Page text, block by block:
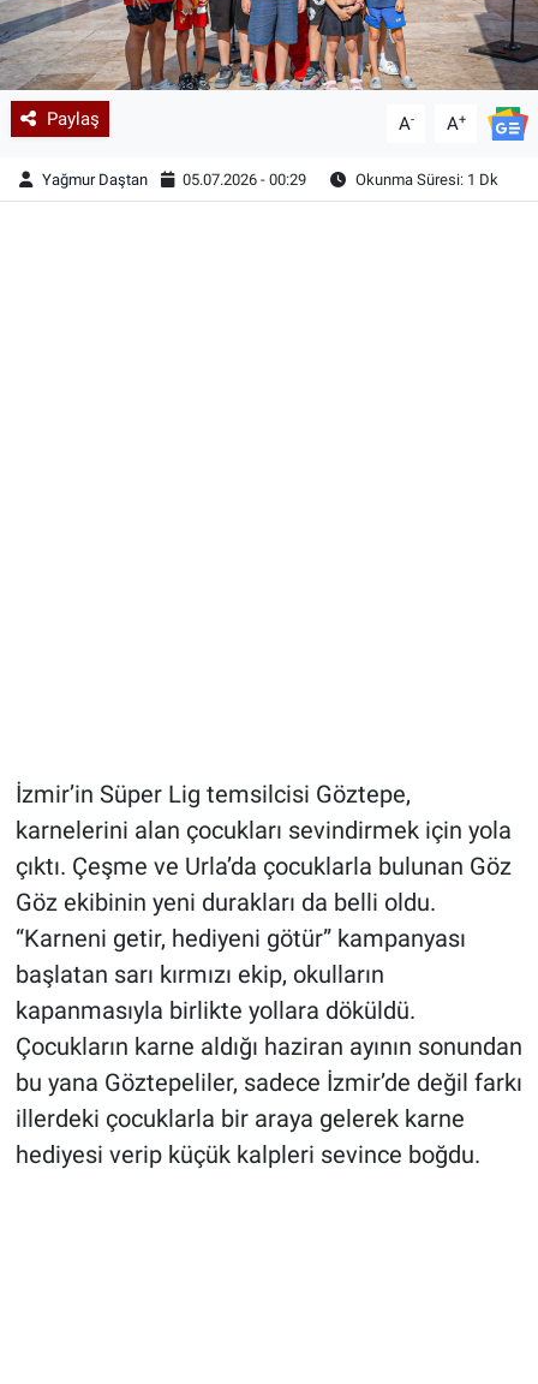
Paylaş A- A+
Yağmur Daştan 05.07.2026 - 00:29 Okunma Süresi: 1 Dk
İzmir’in Süper Lig temsilcisi Göztepe,
karnelerini alan çocukları sevindirmek için yola
çıktı. Çeşme ve Urla’da çocuklarla bulunan Göz
Göz ekibinin yeni durakları da belli oldu.
“Karneni getir, hediyeni götür” kampanyası
başlatan sarı kırmızı ekip, okulların
kapanmasıyla birlikte yollara döküldü.
Çocukların karne aldığı haziran ayının sonundan
bu yana Göztepeliler, sadece İzmir’de değil farkı
illerdeki çocuklarla bir araya gelerek karne
hediyesi verip küçük kalpleri sevince boğdu.